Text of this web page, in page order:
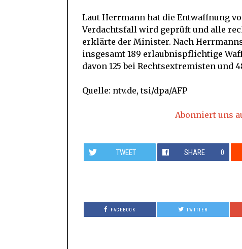
Laut Herrmann hat die Entwaffnung
Verdachtsfall wird geprüft und alle
erklärte der Minister. Nach
insgesamt 189 erlaubnispflichtige
davon 125 bei Rechtsextremisten und
Quelle: ntv.de, tsi/dpa/AFP
Abonniert uns
TWEET SHARE 0
FACEBOOK TWITTER